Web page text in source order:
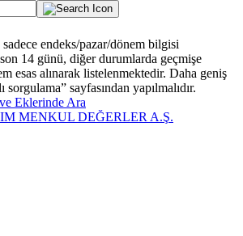
endeks/pazar/dönem bilgisi
14 günü, diğer durumlarda geçmişe
esas alınarak listelenmektedir. Daha geniş
sayfasından yapılmalıdır.
Eklerinde Ara
MENKUL DEĞERLER A.Ş.